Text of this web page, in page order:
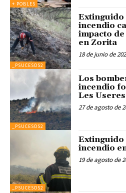
+ POBLES
_PSUCESOS2
Extinguido
incendio
impacto
en Zorita
18 de junio de
_PSUCESOS2
Los
incendio
Les Useres
27 de agosto de
_PSUCESOS2
Extinguido
incendio
19 de agosto de